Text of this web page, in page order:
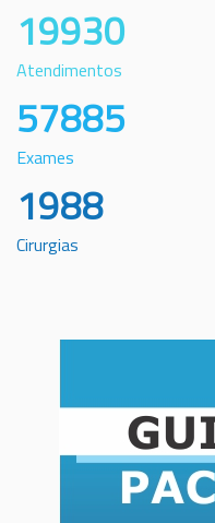
19930
Atendimentos
57885
Exames
1988
Cirurgias